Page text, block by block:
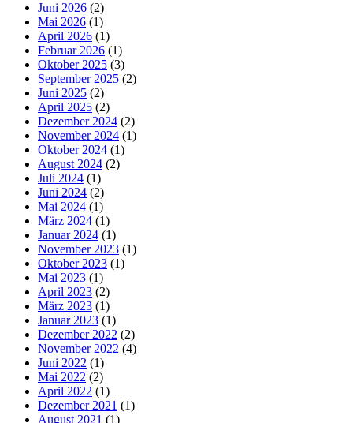
Juni 2026 (2)
Mai 2026 (1)
April 2026 (1)
Februar 2026 (1)
Oktober 2025 (3)
September 2025 (2)
Juni 2025 (2)
April 2025 (2)
Dezember 2024 (2)
November 2024 (1)
Oktober 2024 (1)
August 2024 (2)
Juli 2024 (1)
Juni 2024 (2)
Mai 2024 (1)
März 2024 (1)
Januar 2024 (1)
November 2023 (1)
Oktober 2023 (1)
Mai 2023 (1)
April 2023 (2)
März 2023 (1)
Januar 2023 (1)
Dezember 2022 (2)
November 2022 (4)
Juni 2022 (1)
Mai 2022 (2)
April 2022 (1)
Dezember 2021 (1)
August 2021 (1)